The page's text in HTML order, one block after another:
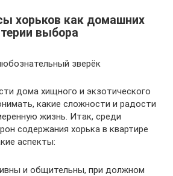
хорьков как домашних
выбора
зверёк
дома хищного и экзотического
какие сложности и радости
жизнь. Итак, среди
содержания хорька в квартире
аспекты:
и общительны, при должном